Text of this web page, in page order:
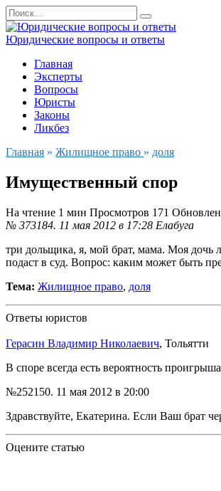
Перейти
к
содержанию
Search
for:
Юридические вопросы и ответы
Главная
Эксперты
Вопросы
Юристы
Законы
Ликбез
Главная » Жилищное право » доля
Имущественный спор
На чтение 1 мин Просмотров 171
№ 373184. 11 мая 2012 в 17:28 Елабуга
три дольщика, я, мой брат, мама. Моя дочь
подаст в суд. Вопрос: каким может быть
Тема: Жилищное право, доля
Ответы юристов
Герасин Владимир Николаевич, Тольятти
В споре всегда есть вероятность проигрыша
№252150. 11 мая 2012 в 20:00
Здравствуйте, Екатерина. Если Ваш брат
Оцените статью